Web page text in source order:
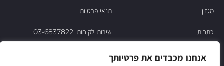
אנחנו מכבדים את פרטיותך
מגזין
כתבות
תנאי פרטיות
שירות לקוחות: 03-6837822